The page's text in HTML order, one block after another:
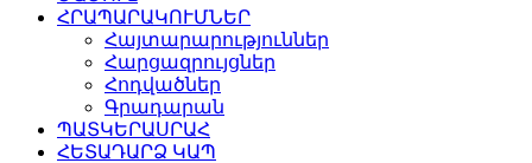
ՀՐԱՊԱՐԱԿՈՒՄՆԵՐ
Հայտարարություններ
Հարցազրույցներ
Հոդվածներ
Գրադարան
ՊԱՏԿԵՐԱՍՐԱՀ
ՀԵՏԱԴԱՐՁ ԿԱՊ